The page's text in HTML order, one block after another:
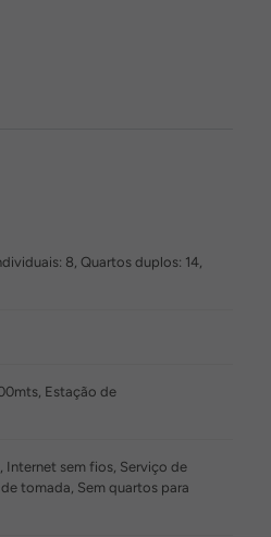
8, Quartos duplos: 14,
Estação de
Internet sem fios, Serviço de
tomada, Sem quartos para